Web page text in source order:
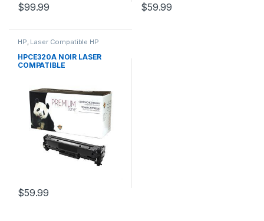
$99.99 $59.99
HP, Laser Compatible HP
HPCE320A NOIR LASER
COMPATIBLE
$59.99